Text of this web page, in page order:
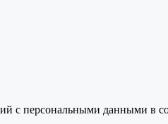
с персональными данными в